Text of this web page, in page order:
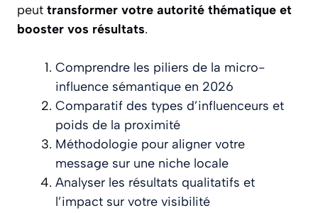
peut transformer votre autorité thématique et
booster vos résultats.
Comprendre les piliers de la micro-
influence sémantique en 2026
Comparatif des types d’influenceurs et
poids de la proximité
Méthodologie pour aligner votre
message sur une niche locale
Analyser les résultats qualitatifs et
l’impact sur votre visibilité